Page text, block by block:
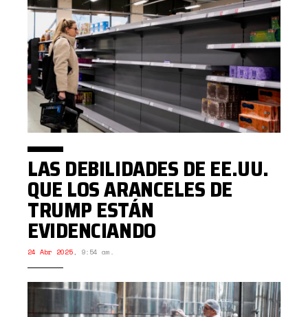
LAS DEBILIDADES DE EE.UU.
QUE LOS ARANCELES DE
TRUMP ESTÁN
EVIDENCIANDO
24 Abr 2025, 9:54 am.